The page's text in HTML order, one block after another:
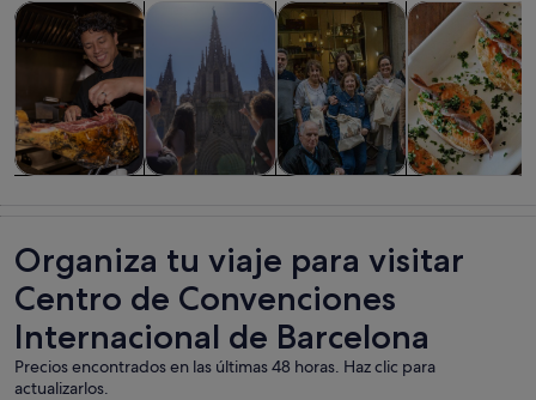
Visitas guiadas y excursiones de un díaSe abre en una
Historia y culturaSe abre en una pestaña
Comidas, bebidas y vida
Visitas
Organiza tu viaje para visitar
Centro de Convenciones
Internacional de Barcelona
Precios encontrados en las últimas 48 horas. Haz clic para
actualizarlos.